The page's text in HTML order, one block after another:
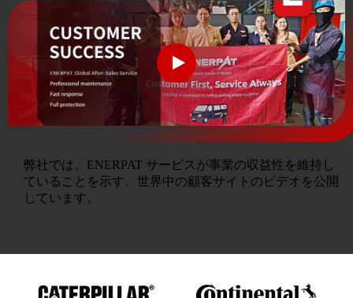
弊社では、ENERPAT サービスが事業の収益性を維持し
ていることを示す、世界中の顧客サイトのビデオを公開
しています。